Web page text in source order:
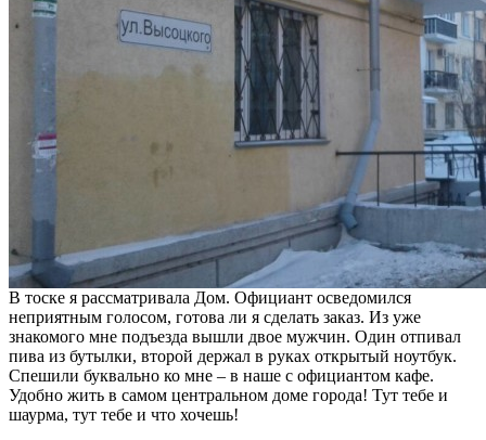
В тоске я рассматривала Дом. Официант осведомился
неприятным голосом, готова ли я сделать заказ. Из уже
знакомого мне подъезда вышли двое мужчин. Один отпивал
пива из бутылки, второй держал в руках открытый ноутбук.
Спешили буквально ко мне – в наше с официантом кафе.
Удобно жить в самом центральном доме города! Тут тебе и
шаурма, тут тебе и что хочешь!